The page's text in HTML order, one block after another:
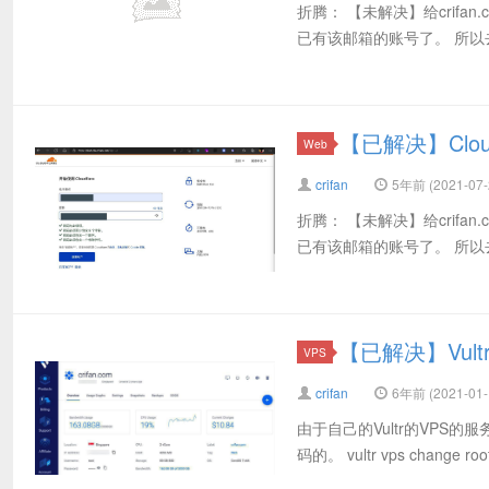
折腾： 【未解决】给
已有该邮箱的账号了。 所
Web 【已解决】
crifan 5年前 (2021-
折腾： 【未解决】给
已有该邮箱的账号了。 所
VPS 【已解决】
crifan 6年前 (2021-
由于自己的Vultr的VPS的
码的。 vultr vps change